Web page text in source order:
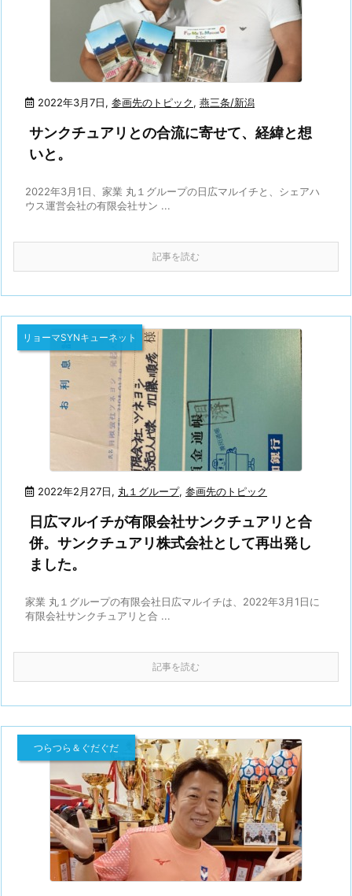
2022年3月7日, 参画先のトピック, 燕三条/新潟
サンクチュアリとの合流に寄せて、経緯と想
いと。
2022年3月1日、家業 丸１グループの日広マルイチと、シェアハ
ウス運営会社の有限会社サン ...
記事を読む
2022年2月27日
リョーマSYNキューネット
, 丸１グループ, 参画先のトピック
日広マルイチが有限会社サンクチュアリと合
併。サンクチュアリ株式会社として再出発し
ました。
家業 丸１グループの有限会社日広マルイチは、2022年3月1日に
有限会社サンクチュアリと合 ...
記事を読む
つらつら＆ぐだぐだ